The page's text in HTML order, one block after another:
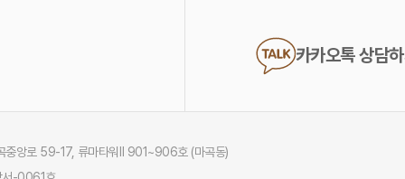
카카오톡 상담
중앙로 59-17, 류마타워Ⅱ 901~906호 (마곡동)